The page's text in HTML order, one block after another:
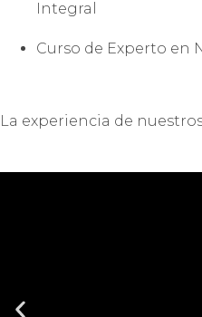
Integral
Curso de Experto en
La experiencia de